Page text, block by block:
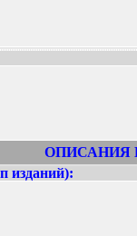
ОПИСАНИЯ
изданий):